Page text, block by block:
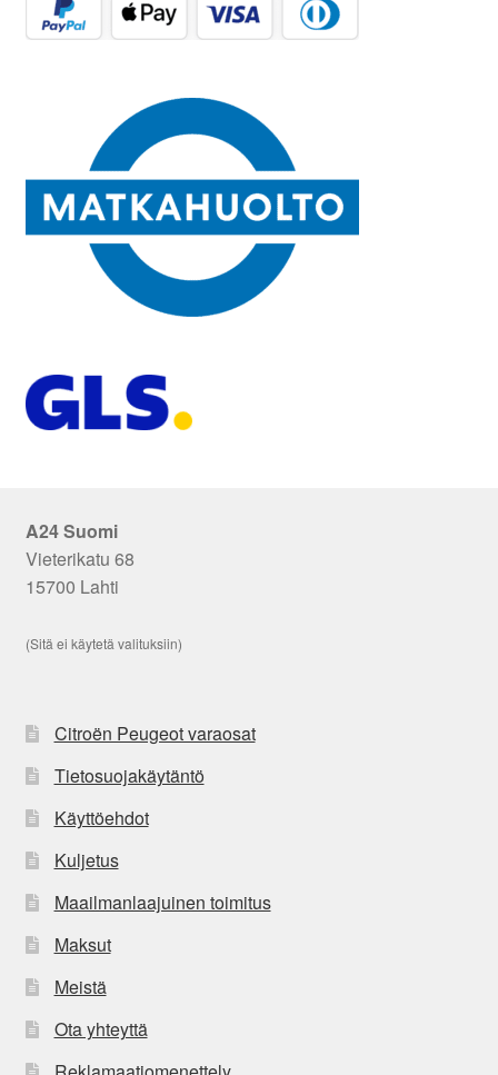
A24 Suomi
Vieterikatu 68
15700 Lahti
(Sitä ei käytetä valituksiin)
Citroën Peugeot varaosat
Tietosuojakäytäntö
Käyttöehdot
Kuljetus
Maailmanlaajuinen toimitus
Maksut
Meistä
Ota yhteyttä